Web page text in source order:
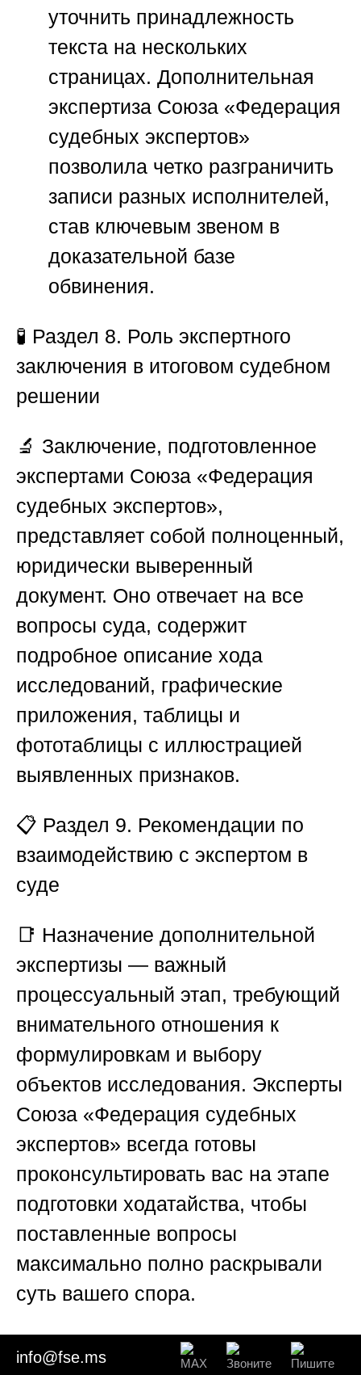
уточнить принадлежность
текста на нескольких
страницах. Дополнительная
экспертиза Союза «Федерация
судебных экспертов»
позволила четко разграничить
записи разных исполнителей,
став ключевым звеном в
доказательной базе
обвинения.
🧪 Раздел 8. Роль экспертного
заключения в итоговом судебном
решении
🔬 Заключение, подготовленное
экспертами Союза «Федерация
судебных экспертов»,
представляет собой полноценный,
юридически выверенный
документ. Оно отвечает на все
вопросы суда, содержит
подробное описание хода
исследований, графические
приложения, таблицы и
фототаблицы с иллюстрацией
выявленных признаков.
📋 Раздел 9. Рекомендации по
взаимодействию с экспертом в
суде
📑 Назначение дополнительной
экспертизы — важный
процессуальный этап, требующий
внимательного отношения к
формулировкам и выбору
объектов исследования. Эксперты
Союза «Федерация судебных
экспертов» всегда готовы
проконсультировать вас на этапе
подготовки ходатайства, чтобы
поставленные вопросы
максимально полно раскрывали
суть вашего спора.
📚 Помните, что качество
info@fse.ms